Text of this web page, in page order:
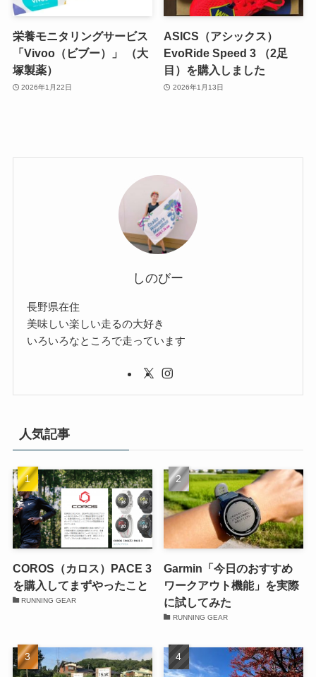
栄養モニタリングサービス
「Vivoo（ビブー）」 （大
塚製薬）
2026年1月22日
ASICS（アシックス）
EvoRide Speed 3 （2足
目）を購入しました
2026年1月13日
しのびー
長野県在住
美味しい楽しい走るの大好き
いろいろなところで走っています
人気記事
COROS（カロス）PACE 3
を購入してまずやったこと
RUNNING GEAR
Garmin「今日のおすすめ
ワークアウト機能」を実際
に試してみた
RUNNING GEAR